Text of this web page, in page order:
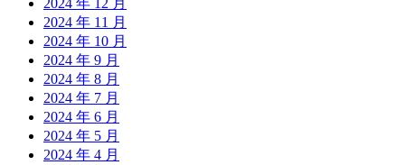
2024 年 12 月
2024 年 11 月
2024 年 10 月
2024 年 9 月
2024 年 8 月
2024 年 7 月
2024 年 6 月
2024 年 5 月
2024 年 4 月